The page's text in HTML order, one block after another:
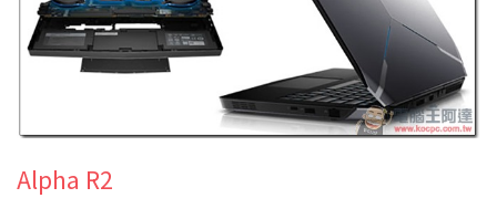
Alpha R2